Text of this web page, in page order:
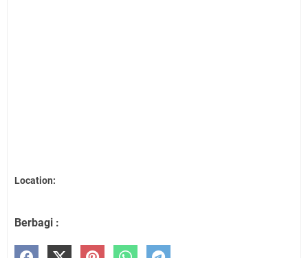
Location:
Berbagi :